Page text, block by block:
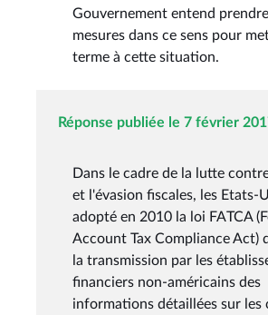
Gouvernement entend
mesures dans ce sens pour
terme à cette situation.
Réponse publiée le 7 février
Dans le cadre de la lutte
et l'évasion fiscales, les Etats-
adopté en 2010 la loi FATCA
Account Tax Compliance Act)
la transmission par les
financiers non-américains des
informations détaillées sur les